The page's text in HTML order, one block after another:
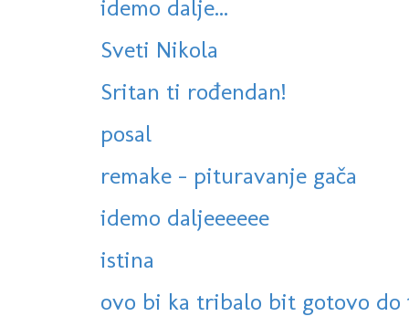
idemo dalje...
Sveti Nikola
Sritan ti rođendan!
posal
remake - pituravanje gača
idemo daljeeeeee
istina
ovo bi ka tribalo bit gotovo do